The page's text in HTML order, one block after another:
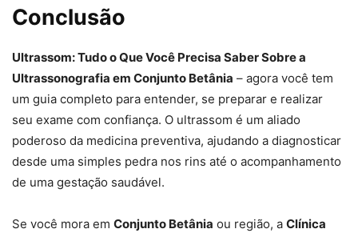
Conclusão
Ultrassom: Tudo o Que Você Precisa Saber Sobre a
Ultrassonografia em Conjunto Betânia – agora você tem
um guia completo para entender, se preparar e realizar
seu exame com confiança. O ultrassom é um aliado
poderoso da medicina preventiva, ajudando a diagnosticar
desde uma simples pedra nos rins até o acompanhamento
de uma gestação saudável.
Se você mora em Conjunto Betânia ou região, a Clínica